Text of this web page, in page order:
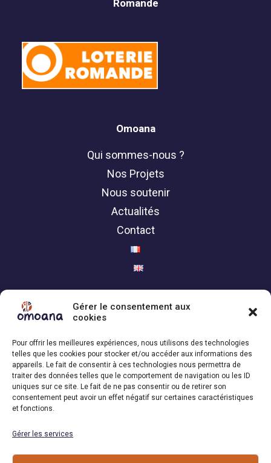
Gérer le consentement aux
cookies
Pour offrir les meilleures expériences, nous utilisons des technologies
telles que les cookies pour stocker et/ou accéder aux informations des
appareils. Le fait de consentir à ces technologies nous permettra de
traiter des données telles que le comportement de navigation ou les ID
uniques sur ce site. Le fait de ne pas consentir ou de retirer son
consentement peut avoir un effet négatif sur certaines caractéristiques
et fonctions.
Gérer les services
Romande
Omoana
Qui sommes-nous ?
Nos Projets
Nous soutenir
Actualités
Contact
Association Omoana,
1200 Genève | Suisse
+41 79 101 34 04
Suivez-nous